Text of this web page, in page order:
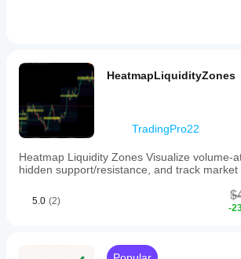
HeatmapLiquidityZones
TradingPro22
Heatmap Liquidity Zones Visualize volume-
hidden support/resistance, and track
5.0 (2)
-